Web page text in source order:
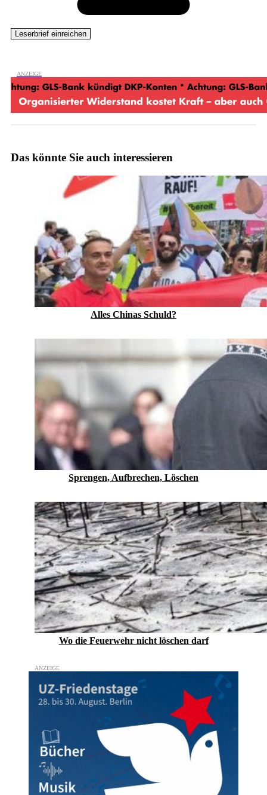
Das könnte Sie auch interessieren
Alles Chinas Schuld?
Sprengen, Aufbrechen, Löschen
Wo die Feuerwehr nicht löschen darf